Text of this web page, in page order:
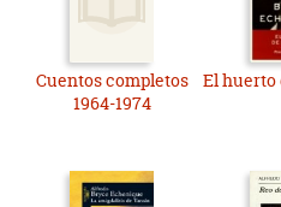
Cuentos completos
1964-1974
El huerto